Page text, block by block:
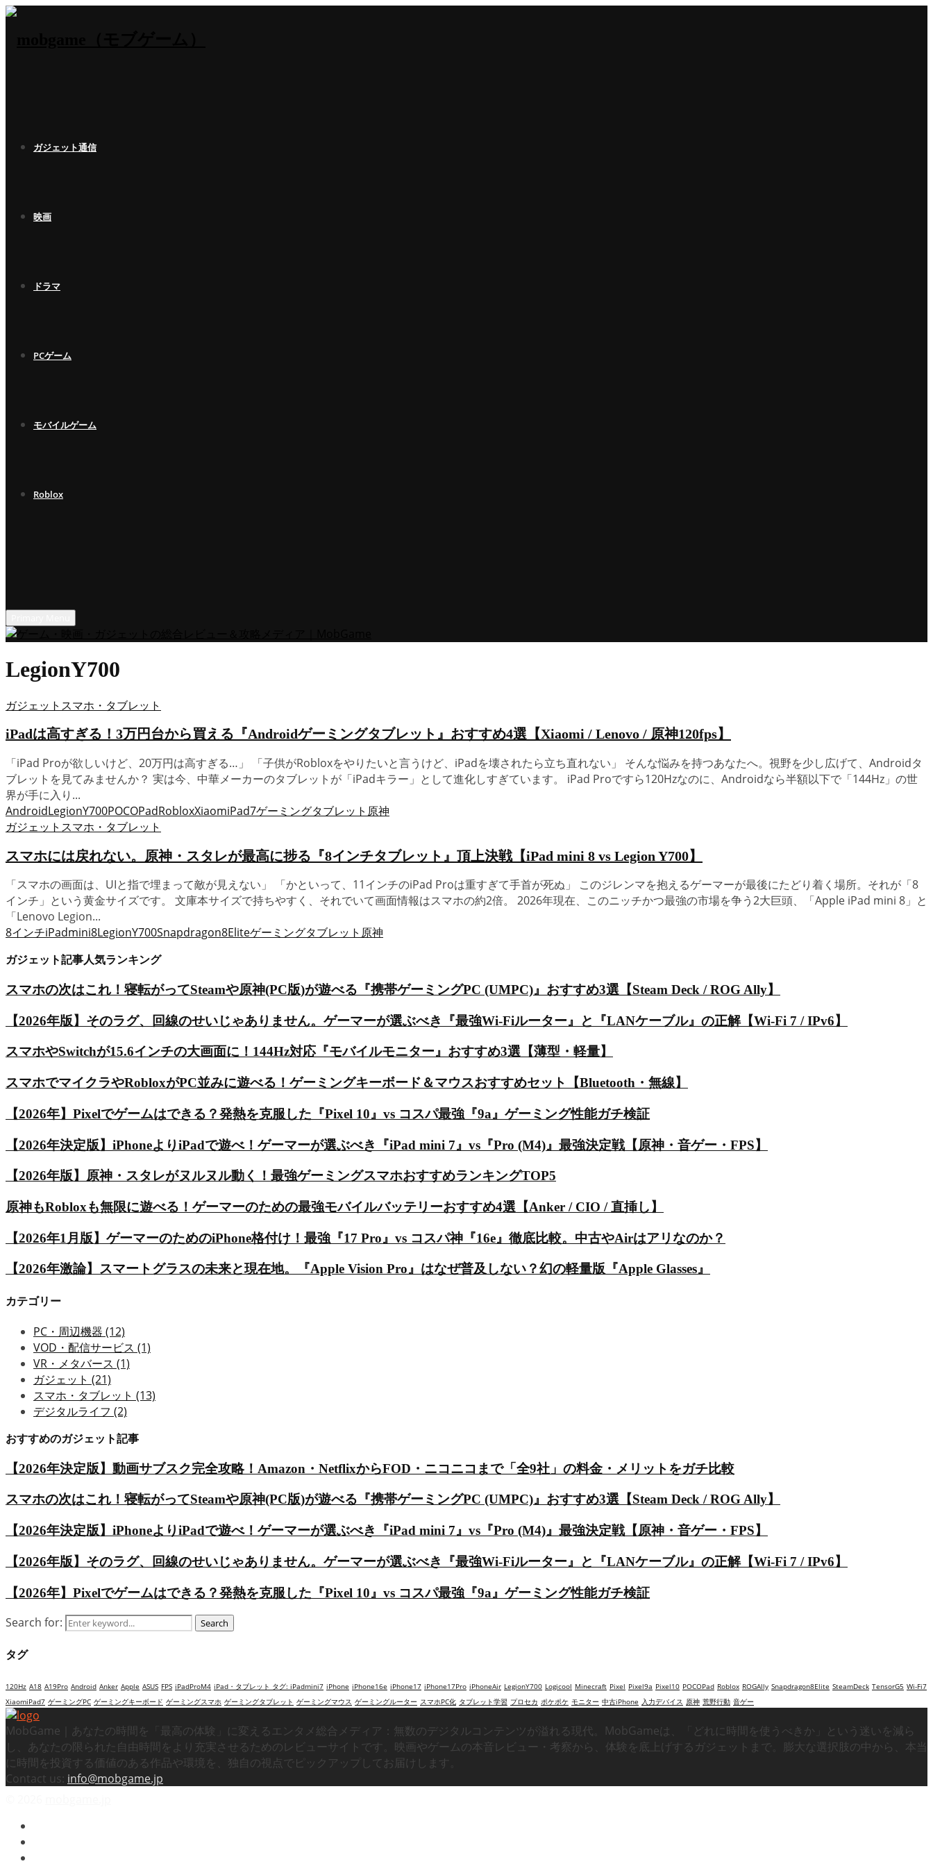
ガジェット通信
映画
ドラマ
PCゲーム
モバイルゲーム
Roblox
LegionY700
ガジェット スマホ・タブレット
iPadは高すぎる！3万円台から買える『Androidゲーミングタブレット』おすすめ4選【Xiaomi / Lenovo / 原神120fps】
「iPad Proが欲しいけど、20万円は高すぎる…」 「子供がRobloxをやりたいと言うけど、iPadを壊されたら立ち直れない」 そんな悩みを持つあなたへ。視野を少し広げて、Androidタ
ブレットを見てみませんか？ 実は今、中華メーカーのタブレットが「iPadキラー」として進化しすぎています。 iPad Proですら120Hzなのに、Androidなら半額以下で「144Hz」の世
界が手に入り...
AndroidLegionY700POCOPadRobloxXiaomiPad7ゲーミングタブレット 原神
ガジェット スマホ・タブレット
スマホには戻れない。原神・スタレが最高に捗る『8インチタブレット』頂上決戦【iPad mini 8 vs Legion Y700】
「スマホの画面は、UIと指で埋まって敵が見えない」 「かといって、11インチのiPad Proは重すぎて手首が死ぬ」 このジレンマを抱えるゲーマーが最後にたどり着く場所。それが「8
インチ」という黄金サイズです。 文庫本サイズで持ちやすく、それでいて画面情報はスマホの約2倍。 2026年現在、このニッチかつ最強の市場を争う2大巨頭、「Apple iPad mini 8」と
「Lenovo Legion...
8インチiPadmini8LegionY700Snapdragon8Eliteゲーミングタブレット 原神
ガジェット記事人気ランキング
スマホの次はこれ！寝転がってSteamや原神(PC版)が遊べる『携帯ゲーミングPC (UMPC)』おすすめ3選【Steam Deck / ROG Ally】
【2026年版】そのラグ、回線のせいじゃありません。ゲーマーが選ぶべき『最強Wi-Fiルーター』と『LANケーブル』の正解【Wi-Fi 7 / IPv6】
スマホやSwitchが15.6インチの大画面に！144Hz対応『モバイルモニター』おすすめ3選【薄型・軽量】
スマホでマイクラやRobloxがPC並みに遊べる！ゲーミングキーボード＆マウスおすすめセット【Bluetooth・無線】
【2026年】Pixelでゲームはできる？発熱を克服した『Pixel 10』vs コスパ最強『9a』ゲーミング性能ガチ検証
【2026年決定版】iPhoneよりiPadで遊べ！ゲーマーが選ぶべき『iPad mini 7』vs『Pro (M4)』最強決定戦【原神・音ゲー・FPS】
【2026年版】原神・スタレがヌルヌル動く！最強ゲーミングスマホおすすめランキングTOP5
原神もRobloxも無限に遊べる！ゲーマーのための最強モバイルバッテリーおすすめ4選【Anker / CIO / 直挿し】
【2026年1月版】ゲーマーのためのiPhone格付け！最強『17 Pro』vs コスパ神『16e』徹底比較。中古やAirはアリなのか？
【2026年激論】スマートグラスの未来と現在地。『Apple Vision Pro』はなぜ普及しない？幻の軽量版『Apple Glasses』
カテゴリー
PC・周辺機器 (12)
VOD・配信サービス (1)
VR・メタバース (1)
ガジェット (21)
スマホ・タブレット (13)
デジタルライフ (2)
おすすめのガジェット記事
【2026年決定版】動画サブスク完全攻略！Amazon・NetflixからFOD・ニコニコまで「全9社」の料金・メリットをガチ比較
スマホの次はこれ！寝転がってSteamや原神(PC版)が遊べる『携帯ゲーミングPC (UMPC)』おすすめ3選【Steam Deck / ROG Ally】
【2026年決定版】iPhoneよりiPadで遊べ！ゲーマーが選ぶべき『iPad mini 7』vs『Pro (M4)』最強決定戦【原神・音ゲー・FPS】
【2026年版】そのラグ、回線のせいじゃありません。ゲーマーが選ぶべき『最強Wi-Fiルーター』と『LANケーブル』の正解【Wi-Fi 7 / IPv6】
【2026年】Pixelでゲームはできる？発熱を克服した『Pixel 10』vs コスパ最強『9a』ゲーミング性能ガチ検証
Search for: Search
タグ
120Hz A18 A19Pro Android Anker Apple ASUS FPS iPadProM4 iPad・タブレット タグ: iPadmini7 iPhone iPhone16e iPhone17 iPhone17Pro iPhoneAir LegionY700 Logicool Minecraft Pixel Pixel9a Pixel10 POCOPad Roblox ROGAlly Snapdragon8Elite SteamDeck TensorG5 Wi-Fi7
XiaomiPad7 ゲーミングPC ゲーミングキーボード ゲーミングスマホ ゲーミングタブレット ゲーミングマウス ゲーミングルーター スマホPC化 タブレット学習 プロセカ ポケポケ モニター 中古iPhone 入力デバイス 原神 荒野行動 音ゲー
MobGame｜あなたの時間を「最高の体験」に変えるエンタメ総合メディア：無数のデジタルコンテンツが溢れる現代。MobGameは、「どれに時間を使うべきか」という迷いを減ら
し、あなたの限られた自由時間をより充実させるためのレビューサイトです。映画やゲームの本音レビュー・考察から、体験を底上げするガジェットまで。膨大な選択肢の中から、本当
に時間を投資する価値のある作品や環境を、独自の視点でピックアップしてお届けします。
Contact us: info@mobgame.jp